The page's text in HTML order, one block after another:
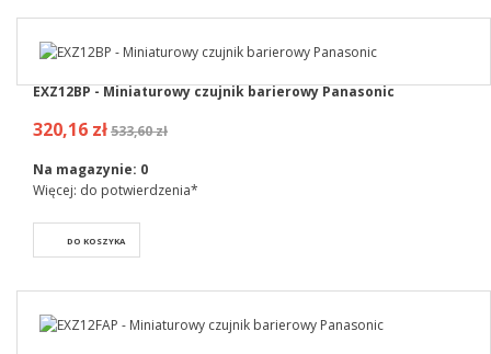
EXZ12BP - Miniaturowy czujnik barierowy Panasonic
320,16 zł533,60 zł
Na magazynie: 0
Więcej: do potwierdzenia*
DO KOSZYKA